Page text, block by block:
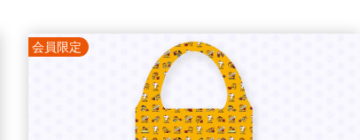
会員限定